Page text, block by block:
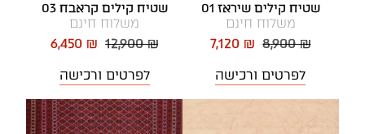
שטיח קילים שיראז 01
משלוח חינם
8,900 ₪
7,120 ₪
לפרטים ורכישה
שטיח קילים קראבח 03
משלוח חינם
12,900 ₪
6,450 ₪
לפרטים ורכישה